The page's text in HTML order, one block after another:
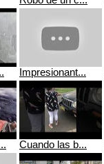
Impresionant...
Cuando las b...